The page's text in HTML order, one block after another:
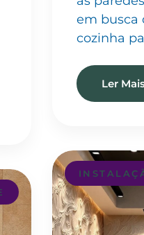
cozinha
Ler